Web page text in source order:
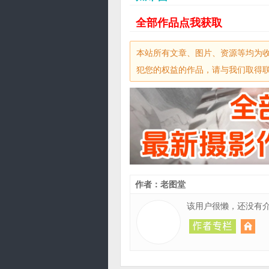
全部作品点我获取
本站所有文章、图片、资源等均为
犯您的权益的作品，请与我们取得
作者：老图堂
该用户很懒，还没有